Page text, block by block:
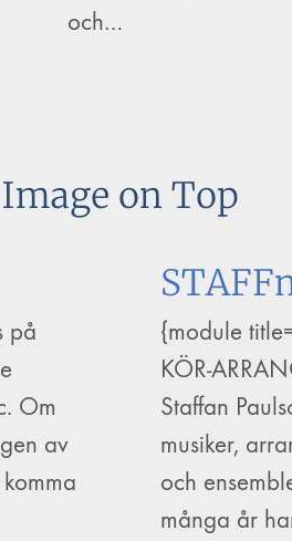
och…
on Top
på
Om
av
{module
KÖR-
Staffan
musiker,
och
många år